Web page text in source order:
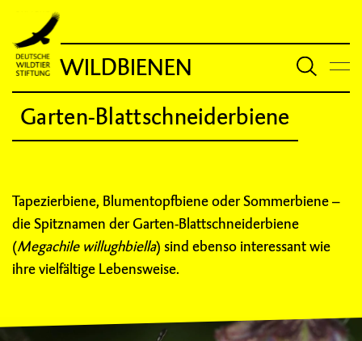
WILDBIENEN
Garten-Blattschneiderbiene
Tapezierbiene, Blumentopfbiene oder Sommerbiene –
die Spitznamen der Garten-Blattschneiderbiene
(Megachile willughbiella) sind ebenso interessant wie
ihre vielfältige Lebensweise.